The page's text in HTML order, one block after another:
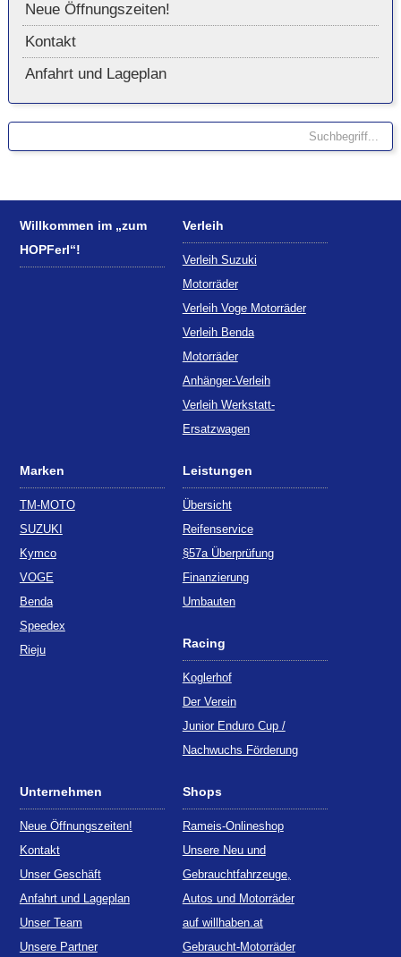
Neue Öffnungszeiten!
Kontakt
Anfahrt und Lageplan
Willkommen im „zum
HOPFerl“!
Verleih
Verleih Suzuki
Motorräder
Verleih Voge Motorräder
Verleih Benda
Motorräder
Anhänger-Verleih
Verleih Werkstatt-
Ersatzwagen
Marken
TM-MOTO
SUZUKI
Kymco
VOGE
Benda
Speedex
Rieju
Leistungen
Übersicht
Reifenservice
§57a Überprüfung
Finanzierung
Umbauten
Racing
Koglerhof
Der Verein
Junior Enduro Cup /
Nachwuchs Förderung
Unternehmen
Neue Öffnungszeiten!
Kontakt
Unser Geschäft
Anfahrt und Lageplan
Unser Team
Unsere Partner
Shops
Rameis-Onlineshop
Unsere Neu und
Gebrauchtfahrzeuge,
Autos und Motorräder
auf willhaben.at
Gebraucht-Motorräder